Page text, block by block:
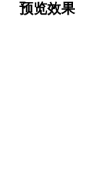
预览效果